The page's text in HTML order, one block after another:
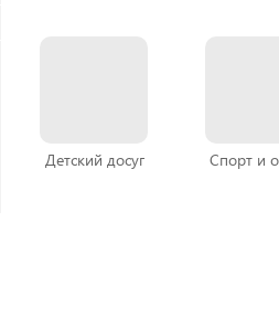
Детский досуг Спорт и